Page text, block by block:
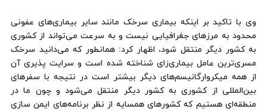
وی با تاکید بر اینکه بیماری سرخک مانند سایر بیماری‌های عفونی
محدود به مرزهای جغرافیایی نیست و به سرعت می‌تواند از کشوری
به کشور دیگر منتقل شود، اظهار کرد: همانطور که می‌دانید سرخک
مسری‌ترین عامل بیماری‌زای شناخته شده است و سرایت پذیری آن
از همه میکروارگانیسم‌های دیگر بیشتر است در نتیجه با سفرهای
بین‌المللی از کشوری به کشور دیگر منتقل می‌شود و چون ما در
منطقه‌ای هستیم که کشورهای همسایه از نظر برنامه‌های ایمن ‌سازی